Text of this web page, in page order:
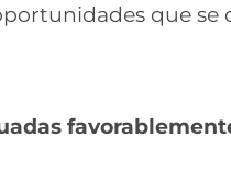
que se